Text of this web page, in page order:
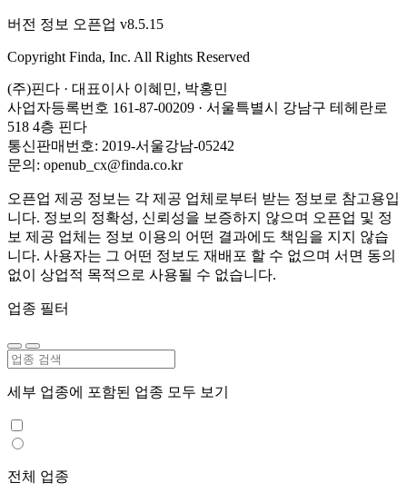
버전 정보 오픈업 v8.5.15
Copyright Finda, Inc. All Rights Reserved
(주)핀다 · 대표이사 이혜민, 박홍민
사업자등록번호 161-87-00209 · 서울특별시 강남구 테헤란로
518 4층 핀다
통신판매번호: 2019-서울강남-05242
문의: openub_cx@finda.co.kr
오픈업 제공 정보는 각 제공 업체로부터 받는 정보로 참고용입
니다. 정보의 정확성, 신뢰성을 보증하지 않으며 오픈업 및 정
보 제공 업체는 정보 이용의 어떤 결과에도 책임을 지지 않습
니다. 사용자는 그 어떤 정보도 재배포 할 수 없으며 서면 동의
없이 상업적 목적으로 사용될 수 없습니다.
업종 필터
세부 업종에 포함된 업종 모두 보기
전체 업종